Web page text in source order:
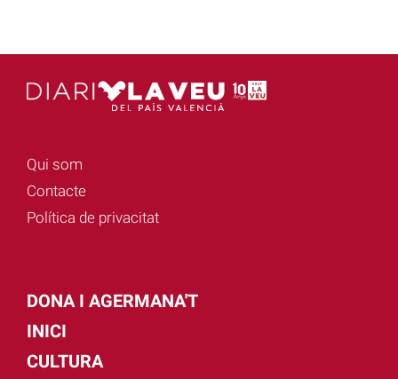
Qui som
Contacte
Política de privacitat
DONA I AGERMANA'T
INICI
CULTURA